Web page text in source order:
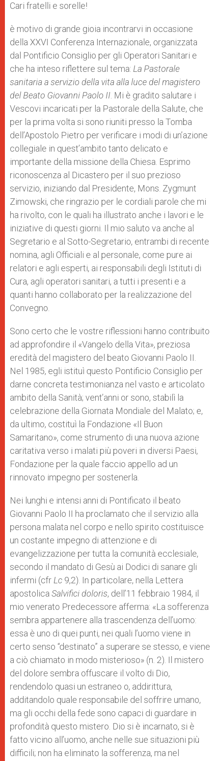
Cari fratelli e sorelle!
è motivo di grande gioia incontrarvi in occasione
della XXVI Conferenza Internazionale, organizzata
dal Pontificio Consiglio per gli Operatori Sanitari e
che ha inteso riflettere sul tema: La Pastorale
sanitaria a servizio della vita alla luce del magistero
del Beato Giovanni Paolo II . Mi è gradito salutare i
Vescovi incaricati per la Pastorale della Salute, che
per la prima volta si sono riuniti presso la Tomba
dell’Apostolo Pietro per verificare i modi di un’azione
collegiale in quest’ambito tanto delicato e
importante della missione della Chiesa. Esprimo
riconoscenza al Dicastero per il suo prezioso
servizio, iniziando dal Presidente, Mons. Zygmunt
Zimowski, che ringrazio per le cordiali parole che mi
ha rivolto, con le quali ha illustrato anche i lavori e le
iniziative di questi giorni. Il mio saluto va anche al
Segretario e al Sotto-Segretario, entrambi di recente
nomina, agli Officiali e al personale, come pure ai
relatori e agli esperti, ai responsabili degli Istituti di
Cura, agli operatori sanitari, a tutti i presenti e a
quanti hanno collaborato per la realizzazione del
Convegno.
Sono certo che le vostre riflessioni hanno contribuito
ad approfondire il «Vangelo della Vita», preziosa
eredità del magistero del beato Giovanni Paolo II.
Nel 1985, egli istituì questo Pontificio Consiglio per
darne concreta testimonianza nel vasto e articolato
ambito della Sanità; vent’anni or sono, stabilì la
celebrazione della Giornata Mondiale del Malato; e,
da ultimo, costituì la Fondazione «Il Buon
Samaritano», come strumento di una nuova azione
caritativa verso i malati più poveri in diversi Paesi,
Fondazione per la quale faccio appello ad un
rinnovato impegno per sostenerla.
Nei lunghi e intensi anni di Pontificato il beato
Giovanni Paolo II ha proclamato che il servizio alla
persona malata nel corpo e nello spirito costituisce
un costante impegno di attenzione e di
evangelizzazione per tutta la comunità ecclesiale,
secondo il mandato di Gesù ai Dodici di sanare gli
infermi (cfr Lc 9,2). In particolare, nella Lettera
apostolica Salvifici doloris, dell’11 febbraio 1984, il
mio venerato Predecessore afferma: «La sofferenza
sembra appartenere alla trascendenza dell’uomo:
essa è uno di quei punti, nei quali l’uomo viene in
certo senso “destinato” a superare se stesso, e viene
a ciò chiamato in modo misterioso» (n. 2). Il mistero
del dolore sembra offuscare il volto di Dio,
rendendolo quasi un estraneo o, addirittura,
additandolo quale responsabile del soffrire umano,
ma gli occhi della fede sono capaci di guardare in
profondità questo mistero. Dio si è incarnato, si è
fatto vicino all’uomo, anche nelle sue situazioni più
difficili; non ha eliminato la sofferenza, ma nel